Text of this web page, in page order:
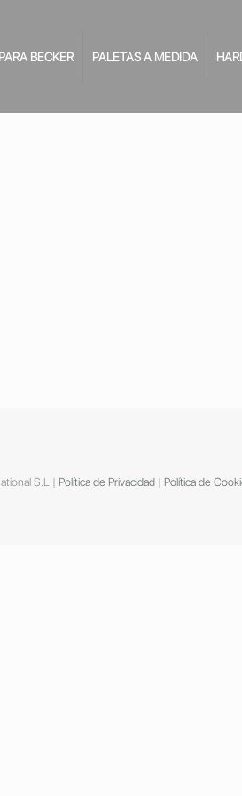
BECKER PALETAS A MEDIDA
S.L | Política de Privacidad| Política de